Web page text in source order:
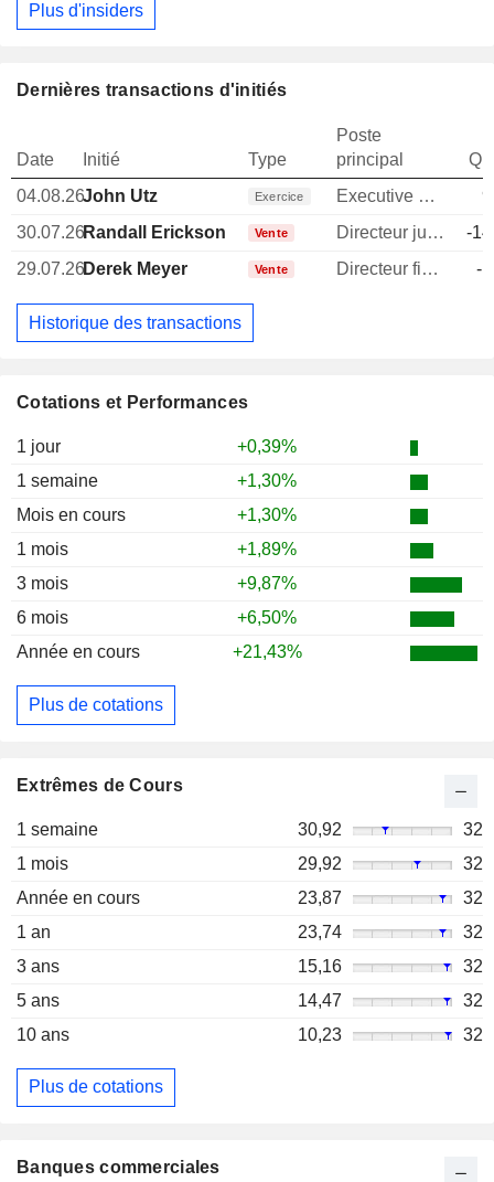
Cotations et Performances
1 jour
+0,39%
1 semaine
+1,30%
Mois en cours
+1,30%
1 mois
+1,89%
3 mois
+9,87%
6 mois
+6,50%
Année en cours
+21,43%
Plus de cotations
Extrêmes de Cours
1 semaine 30,92
32
1 mois
29,92
32
Année en cours
23,87
32
1 an
23,74
32
3 ans
15,16
32
5 ans
14,47
32
10 ans
10,23 32
Plus de cotations
Plus d'insiders
Dernières transactions d'initiés
Date Initié Type
Poste
principal
04.08.26John Utz Exercice Executive Vice President
30.07.26Randall Erickson Vente Directeur juridique
-
29.07.26Derek Meyer Vente Directeur financier -
Historique des transactions
Banques commerciales